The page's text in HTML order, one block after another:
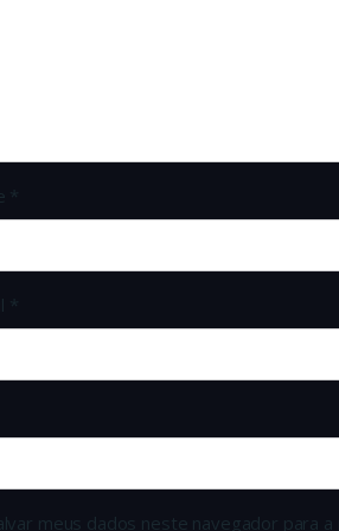
*
*
meus dados neste navegador para